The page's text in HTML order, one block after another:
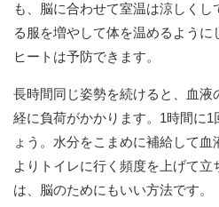
も、脳に合わせて室温は涼しく
る服を増やして体を温めるよう
ヒートは予防できます。
長時間同じ姿勢を続けると、血液
経に負荷がかかります。1時間に
ょう。水分をこまめに補給して
よりトイレに行く頻度を上げて立
は、脳のためにもいい方法です。